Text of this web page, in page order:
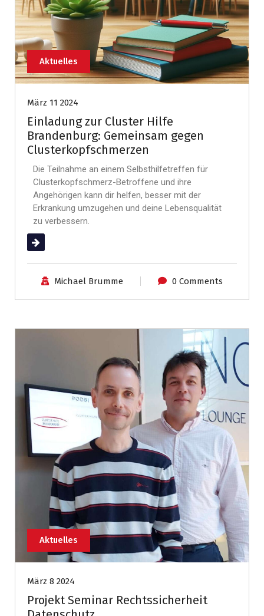
Aktuelles
März 11 2024
Einladung zur Cluster Hilfe
Brandenburg: Gemeinsam gegen
Clusterkopfschmerzen
Die Teilnahme an einem Selbsthilfetreffen für
Clusterkopfschmerz-Betroffene und ihre
Angehörigen kann dir helfen, besser mit der
Erkrankung umzugehen und deine Lebensqualität
zu verbessern.
(mehr …)
Michael Brumme 0 Comments
Aktuelles
März 8 2024
Projekt Seminar Rechtssicherheit